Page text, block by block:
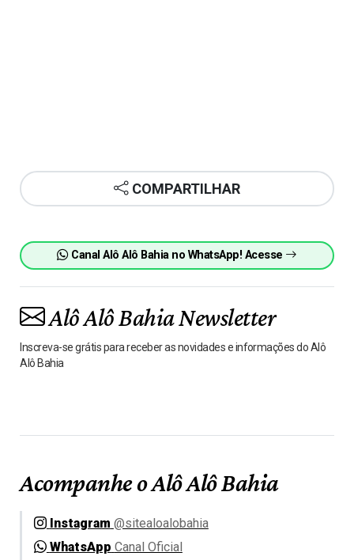
COMPARTILHAR
Canal Alô Alô Bahia no WhatsApp! Acesse
Alô Alô Bahia Newsletter
Inscreva-se grátis para receber as novidades e informações do Alô
Alô Bahia
Acompanhe o Alô Alô Bahia
Instagram @sitealoalobahia
WhatsApp Canal Oficial